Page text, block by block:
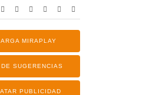
MIRAPLAY
SUGERENCIAS
PUBLICIDAD